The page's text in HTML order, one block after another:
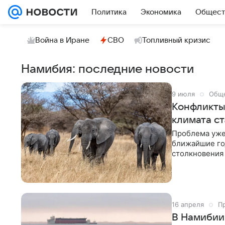
Политика Экономика
Война в Иране СВО Топливный кризис
Намибия: последние новости
9 июля
климата
Проблема
ближайшие
16 апреля
В